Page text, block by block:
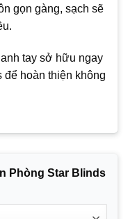
gọn gàng, sạch sẽ
tay sở hữu ngay
để hoàn thiện không
Phòng Star Blinds